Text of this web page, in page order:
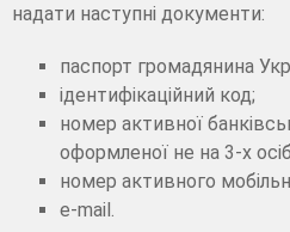
надати наступні документи:
паспорт громадянина
ідентифікаційний код;
номер активної
оформленої не на 3-х
номер активного
e-mail.